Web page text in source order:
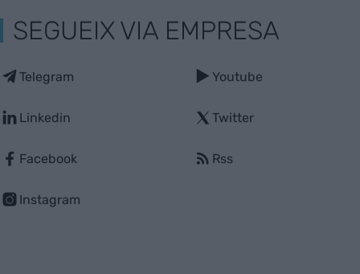
SEGUEIX VIA EMPRESA
Telegram
Linkedin
Facebook
Instagram
Youtube
Twitter
Rss